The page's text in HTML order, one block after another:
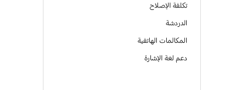
تكلفة الإصلاح
الدردشة
المكالمات الهاتفية
دعم لغة الإشارة